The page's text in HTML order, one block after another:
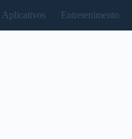
Aplicativos Entretenimento